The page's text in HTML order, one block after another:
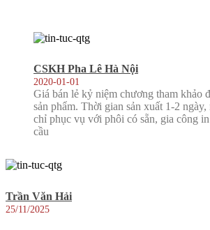
CSKH Pha Lê Hà Nội
2020-01-01
Giá bán lẻ kỷ niệm chương tham khảo
sản phẩm. Thời gian sản xuất 1-2
chỉ phục vụ với phôi có sẵn, gia công
cầu
Trần Văn Hải
25/11/2025